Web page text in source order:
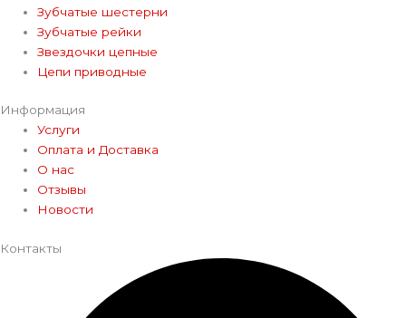
Зубчатые шестерни
Зубчатые рейки
Звездочки цепные
Цепи приводные
Информация
Услуги
Оплата и Доставка
О нас
Отзывы
Новости
Контакты